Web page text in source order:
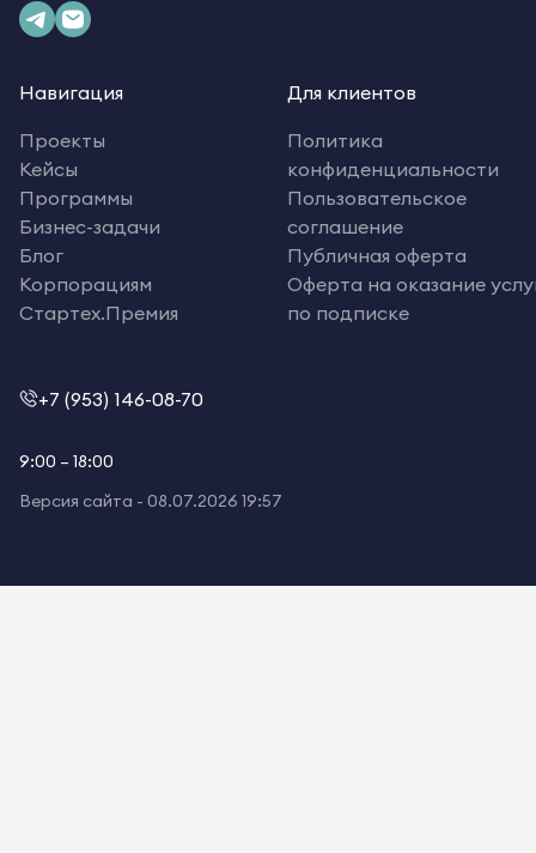
Навигация
Проекты
Кейсы
Программы
Бизнес-задачи
Блог
Корпорациям
Стартех.Премия
Для клиентов
Политика
конфиденциальности
Пользовательское
соглашение
Публичная оферта
Оферта на оказание
по подписке
+7 (953) 146-08-70
9:00 – 18:00
Версия сайта - 08.07.2026 19:57